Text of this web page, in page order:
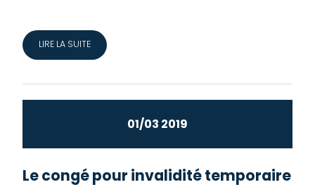
LIRE LA SUITE
01/03 2019
Le congé pour invalidité temporaire